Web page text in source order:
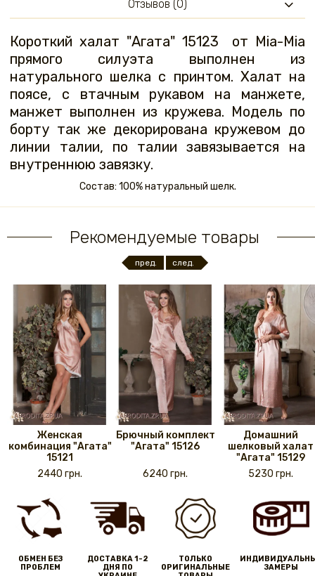
Короткий халат "Агата" 15123 от Mia-Mia
прямого силуэта выполнен из
натурального шелка с принтом. Халат на
поясе, с втачным рукавом на манжете,
манжет выполнен из кружева. Модель по
борту так же декорирована кружевом до
линии талии, по талии завязывается на
внутреннюю завязку.
Состав: 100% натуральный шелк.
Отзывов (0)
Рекомендуемые товары
пред. след.
Женская
комбинация "Агата"
15121
2440 грн.
Брючный комплект
"Агата" 15126
6240 грн.
Домашний
шелковый халат
"Агата" 15129
5230 грн.
ОБМЕН БЕЗ
ПРОБЛЕМ
ДОСТАВКА 1-2
ДНЯ ПО
ТОЛЬКО
ОРИГИНАЛЬНЫЕ
ЗАМЕРЫ